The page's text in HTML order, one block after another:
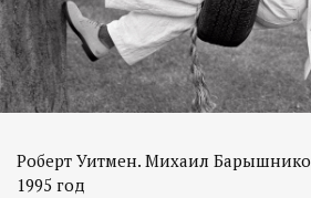
Роберт Уитмен. Михаил
1995 год